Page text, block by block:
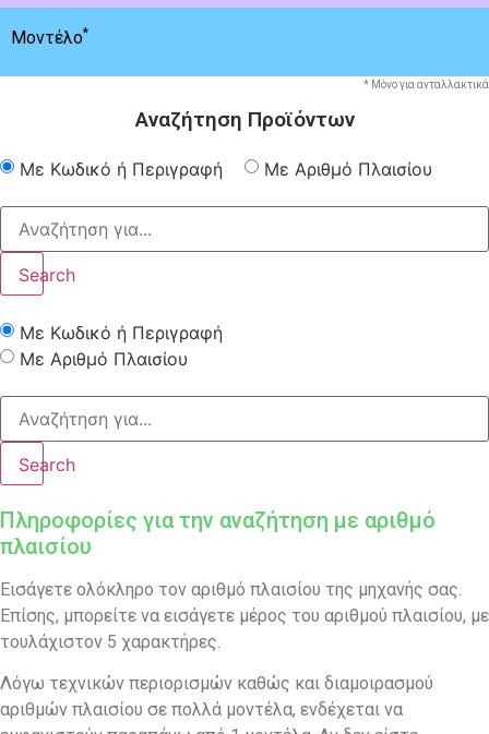
Μοντέλο*
* Μόνο για ανταλλακτικά
Αναζήτηση Προϊόντων
Με Κωδικό ή Περιγραφή Με Αριθμό Πλαισίου
Search
Με Κωδικό ή Περιγραφή
Με Αριθμό Πλαισίου
Search
Πληροφορίες για την αναζήτηση με αριθμό
πλαισίου
Εισάγετε ολόκληρο τον αριθμό πλαισίου της μηχανής σας.
Επίσης, μπορείτε να εισάγετε μέρος του αριθμού πλαισίου, με
τουλάχιστον 5 χαρακτήρες.
Λόγω τεχνικών περιορισμών καθώς και διαμοιρασμού
αριθμών πλαισίου σε πολλά μοντέλα, ενδέχεται να